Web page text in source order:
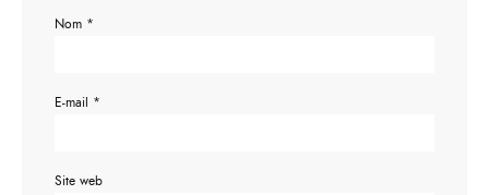
Nom *
E-mail *
Site web